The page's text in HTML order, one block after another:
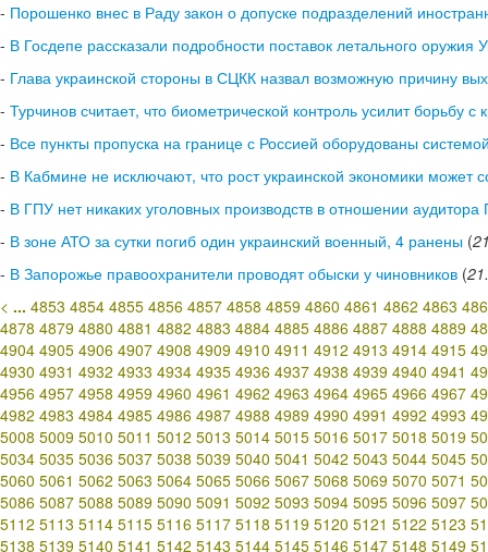
- Порошенко внес в Раду закон о допуске подразделений
- В Госдепе рассказали подробности поставок летального оружия
- Глава украинской стороны в СЦКК назвал возможную причину
- Турчинов считает, что биометрической контроль усилит борьбу
- Все пункты пропуска на границе с Россией оборудованы
- В Кабмине не исключают, что рост украинской экономики может
- В ГПУ нет никаких уголовных производств в отношении
- В зоне АТО за сутки погиб один украинский военный, 4 ранены (
- В Запорожье правоохранители проводят обыски у чиновников (
< ... 4853 4854 4855 4856 4857 4858 4859 4860 4861 4862 4863
4878 4879 4880 4881 4882 4883 4884 4885 4886 4887 4888 4889
4904 4905 4906 4907 4908 4909 4910 4911 4912 4913 4914 4915
4930 4931 4932 4933 4934 4935 4936 4937 4938 4939 4940 4941
4956 4957 4958 4959 4960 4961 4962 4963 4964 4965 4966 4967
4982 4983 4984 4985 4986 4987 4988 4989 4990 4991 4992 4993
5008 5009 5010 5011 5012 5013 5014 5015 5016 5017 5018 5019
5034 5035 5036 5037 5038 5039 5040 5041 5042 5043 5044 5045
5060 5061 5062 5063 5064 5065 5066 5067 5068 5069 5070 5071
5086 5087 5088 5089 5090 5091 5092 5093 5094 5095 5096 5097
5112 5113 5114 5115 5116 5117 5118 5119 5120 5121 5122 5123
5138 5139 5140 5141 5142 5143 5144 5145 5146 5147 5148 5149